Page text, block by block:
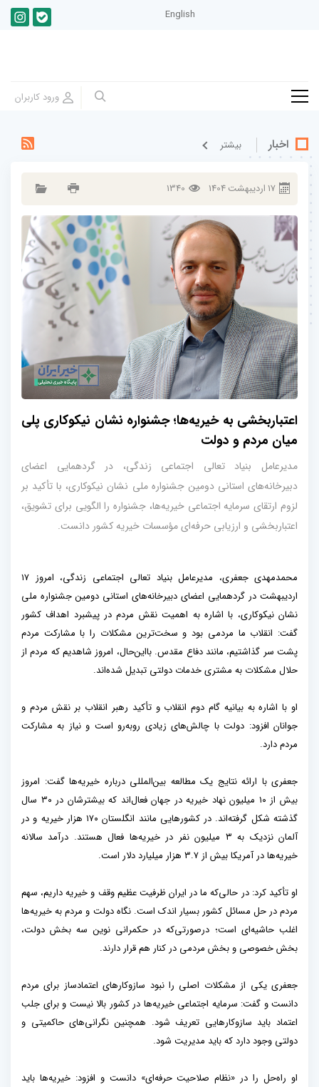
English
اخبار بيشتر
17ارديبهشت1404
1340
اعتباربخشی به خیریه‌ها؛ جشنواره نشان نیکوکاری پلی
میان مردم و دولت
مدیرعامل بنیاد تعالی اجتماعی زندگی، در گردهمایی اعضای
دبیرخانه‌های استانی دومین جشنواره ملی نشان نیکوکاری، با تأکید بر
لزوم ارتقای سرمایه اجتماعی خیریه‌ها، جشنواره را الگویی برای تشویق،
اعتباربخشی و ارزیابی حرفه‌ای مؤسسات خیریه کشور دانست.
محمدمهدی جعفری، مدیرعامل بنیاد تعالی اجتماعی زندگی، امروز ۱۷
اردیبهشت در گردهمایی اعضای دبیرخانه‌های استانی دومین جشنواره ملی
نشان نیکوکاری، با اشاره به اهمیت نقش مردم در پیشبرد اهداف کشور
گفت: انقلاب ما مردمی بود و سخت‌ترین مشکلات را با مشارکت مردم
پشت سر گذاشتیم، مانند دفاع مقدس. بااین‌حال، امروز شاهدیم که مردم از
حلال مشکلات به مشتری خدمات دولتی تبدیل شده‌اند.
او با اشاره به بیانیه گام دوم انقلاب و تأکید رهبر انقلاب بر نقش مردم و
جوانان افزود: دولت با چالش‌های زیادی روبه‌رو است و نیاز به مشارکت
مردم دارد.
جعفری با ارائه نتایج یک مطالعه بین‌المللی درباره خیریه‌ها گفت: امروز
بیش از ۱۰ میلیون نهاد خیریه در جهان فعال‌اند که بیشترشان در ۳۰ سال
گذشته شکل گرفته‌اند. در کشورهایی مانند انگلستان ۱۷۰ هزار خیریه و در
آلمان نزدیک به ۳ میلیون نفر در خیریه‌ها فعال هستند. درآمد سالانه
خیریه‌ها در آمریکا بیش از ۳.۷ هزار میلیارد دلار است.
او تأکید کرد: در حالی‌که ما در ایران ظرفیت عظیم وقف و خیریه داریم، سهم
مردم در حل مسائل کشور بسیار اندک است. نگاه دولت و مردم به خیریه‌ها
اغلب حاشیه‌ای است؛ درصورتی‌که در حکمرانی نوین سه بخش دولت،
بخش خصوصی و بخش مردمی در کنار هم قرار دارند.
جعفری یکی از مشکلات اصلی را نبود سازوکارهای اعتمادساز برای مردم
دانست و گفت: سرمایه اجتماعی خیریه‌ها در کشور بالا نیست و برای جلب
اعتماد باید سازوکارهایی تعریف شود. همچنین نگرانی‌های حاکمیتی و
دولتی وجود دارد که باید مدیریت شود.
او راه‌حل را در «نظام صلاحیت حرفه‌ای» دانست و افزود: خیریه‌ها باید